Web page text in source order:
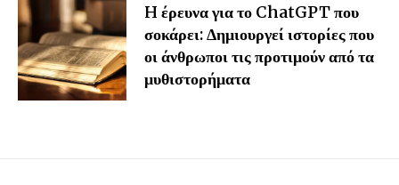
H έρευνα για το ChatGPT που
σοκάρει: Δημιουργεί ιστορίες που
οι άνθρωποι τις προτιμούν από τα
μυθιστορήματα